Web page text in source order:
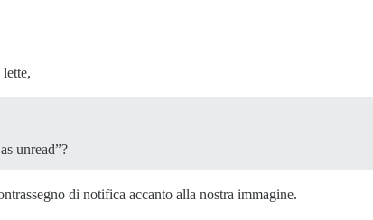
unread”?
di notifica accanto alla nostra immagine.